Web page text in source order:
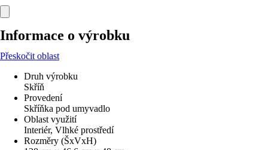
Informace o výrobku
Přeskočit oblast
Druh výrobku
Skříň
Provedení
Skříňka pod umyvadlo
Oblast využití
Interiér, Vlhké prostředí
Rozměry (ŠxVxH)